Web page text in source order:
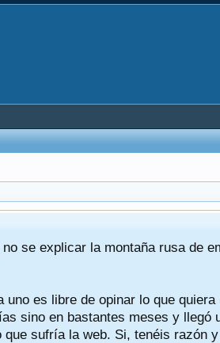
se explicar la montaña rusa de
es libre de opinar lo que
sino en bastantes meses y llegó
sufría la web. Si, tenéis razón